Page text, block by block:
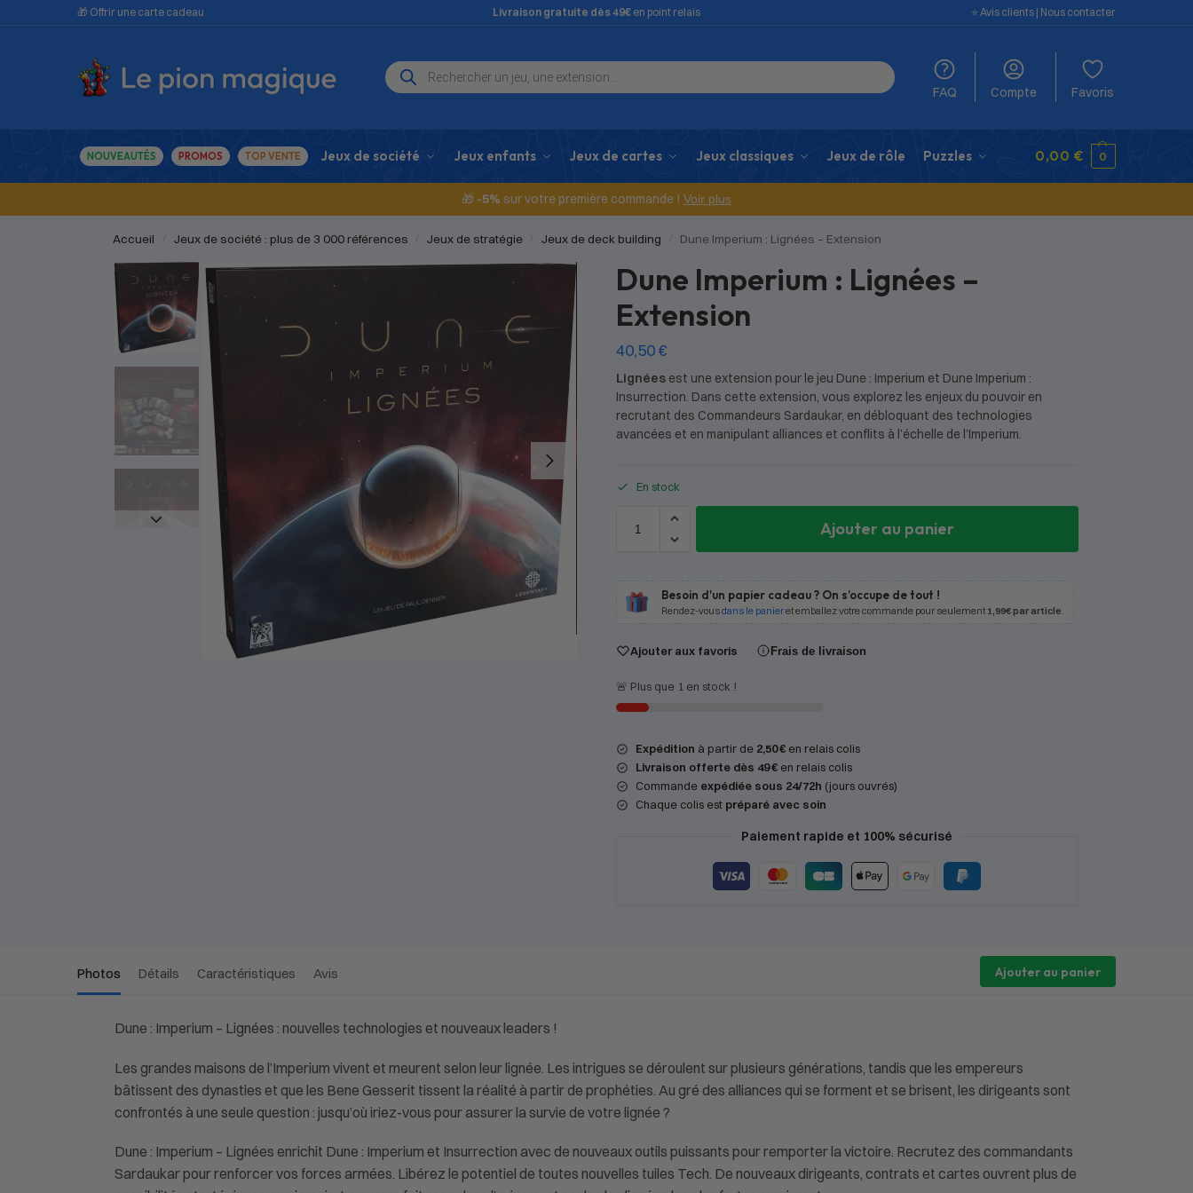
🎁 Offrir une carte cadeau Livraison gratuite dès 49€ en point relais ⭐️ Avis clients | Nous contacter
FAQ Compte Favoris
NOUVEAUTÉS PROMOS TOP VENTE Jeux de société Jeux enfants Jeux de cartes Jeux classiques Jeux de rôle Puzzles 0,00 € 0
🎁 -5% sur votre première commande ! Voir plus
Accueil Jeux de société : plus de 3 000 références Jeux de stratégie Jeux de deck building Dune Imperium : Lignées – Extension
Dune Imperium : Lignées –
Extension
40,50€
Lignéesest une extension pour le jeu Dune : Imperium et Dune Imperium :
Insurrection. Dans cette extension, vous explorez les enjeux du pouvoir en
recrutant des Commandeurs Sardaukar, en débloquant des technologies
avancées et en manipulant alliances et conflits à l’échelle de l’Imperium.
En stock
Ajouter au panier
Besoin d'un papier cadeau ? On s’occupe de tout !
Rendez-vousdans le panieret emballez votre commande pour seulement 1,99€ par article.
Ajouter aux favoris Frais de livraison
🚨 Plus que 1 en stock !
Expédition à partir de 2,50 €en relais colis
Livraison offerte dès 49 €en relais colis
Commande expédiée sous 24/72h (jours ouvrés)
Chaque colis est préparé avec soin
Paiement rapide et 100% sécurisé
Photos Détails Caractéristiques Avis Ajouter au panier
Dune : Imperium – Lignées : nouvelles technologies et nouveaux leaders !
Les grandes maisons de l’Imperium vivent et meurent selon leur lignée. Les intrigues se déroulent sur plusieurs générations, tandis que les empereurs
bâtissent des dynasties et que les Bene Gesserit tissent la réalité à partir de prophéties. Au gré des alliances qui se forment et se brisent, les dirigeants sont
confrontés à une seule question : jusqu’où iriez-vous pour assurer la survie de votre lignée ?
Dune : Imperium – Lignées enrichit Dune : Imperium et Insurrection avec de nouveaux outils puissants pour remporter la victoire. Recrutez des commandants
Sardaukar pour renforcer vos forces armées. Libérez le potentiel de toutes nouvelles tuiles Tech. De nouveaux dirigeants, contrats et cartes ouvrent plus de